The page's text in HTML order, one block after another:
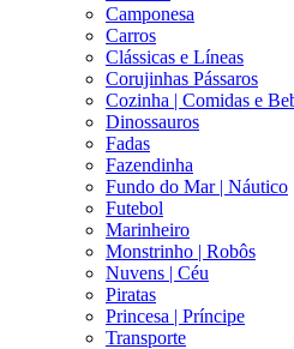
Camponesa
Carros
Clássicas e Líneas
Corujinhas Pássaros
Cozinha | Comidas e
Dinossauros
Fadas
Fazendinha
Fundo do Mar | Náutico
Futebol
Marinheiro
Monstrinho | Robôs
Nuvens | Céu
Piratas
Princesa | Príncipe
Transporte